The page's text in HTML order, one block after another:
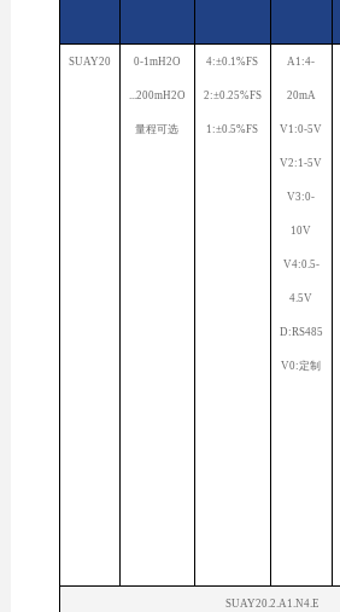
SUAY20 0-1mH2O
...200mH2O
量程可选
4:±0.1%FS
2:±0.25%FS
1:±0.5%FS
A1:4-
20mA
V1:0-5V
V2:1-5V
V3:0-
10V
V4:0.5-
4.5V
D:RS485
V0:定制
SUAY20.2.A1.N4.E